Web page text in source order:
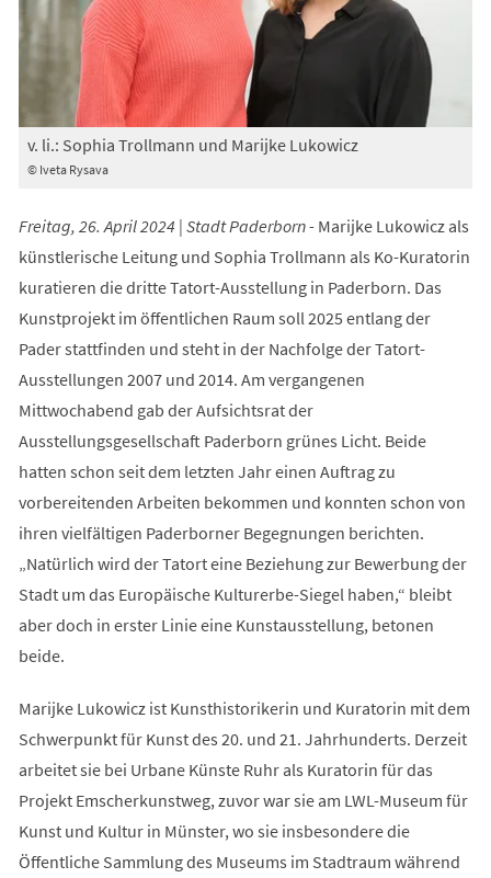
© Iveta Rysava
v. li.: Sophia Trollmann und Marijke Lukowicz
Freitag, 26. April 2024 | Stadt Paderborn - Marijke Lukowicz als
künstlerische Leitung und Sophia Trollmann als Ko-Kuratorin
kuratieren die dritte Tatort-Ausstellung in Paderborn. Das
Kunstprojekt im öffentlichen Raum soll 2025 entlang der
Pader stattfinden und steht in der Nachfolge der Tatort-
Ausstellungen 2007 und 2014. Am vergangenen
Mittwochabend gab der Aufsichtsrat der
Ausstellungsgesellschaft Paderborn grünes Licht. Beide
hatten schon seit dem letzten Jahr einen Auftrag zu
vorbereitenden Arbeiten bekommen und konnten schon von
ihren vielfältigen Paderborner Begegnungen berichten.
„Natürlich wird der Tatort eine Beziehung zur Bewerbung der
Stadt um das Europäische Kulturerbe-Siegel haben,“ bleibt
aber doch in erster Linie eine Kunstausstellung, betonen
beide.
Marijke Lukowicz ist Kunsthistorikerin und Kuratorin mit dem
Schwerpunkt für Kunst des 20. und 21. Jahrhunderts. Derzeit
arbeitet sie bei Urbane Künste Ruhr als Kuratorin für das
Projekt Emscherkunstweg, zuvor war sie am LWL-Museum für
Kunst und Kultur in Münster, wo sie insbesondere die
Öffentliche Sammlung des Museums im Stadtraum während